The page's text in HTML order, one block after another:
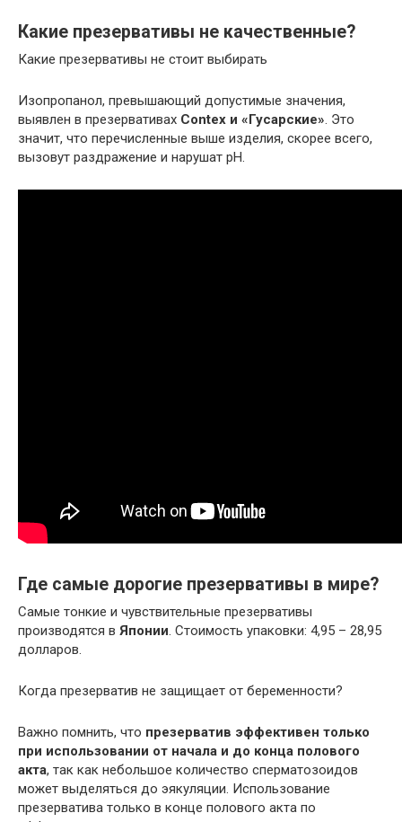
Какие презервативы не качественные?
Какие презервативы не стоит выбирать
Изопропанол, превышающий допустимые значения,
выявлен в презервативах Contex и «Гусарские». Это
значит, что перечисленные выше изделия, скорее всего,
вызовут раздражение и нарушат рН.
Где самые дорогие презервативы в мире?
Самые тонкие и чувствительные презервативы
производятся в Японии. Стоимость упаковки: 4,95 – 28,95
долларов.
Когда презерватив не защищает от беременности?
Важно помнить, что презерватив эффективен только
при использовании от начала и до конца полового
акта, так как небольшое количество сперматозоидов
может выделяться до эякуляции. Использование
презерватива только в конце полового акта по